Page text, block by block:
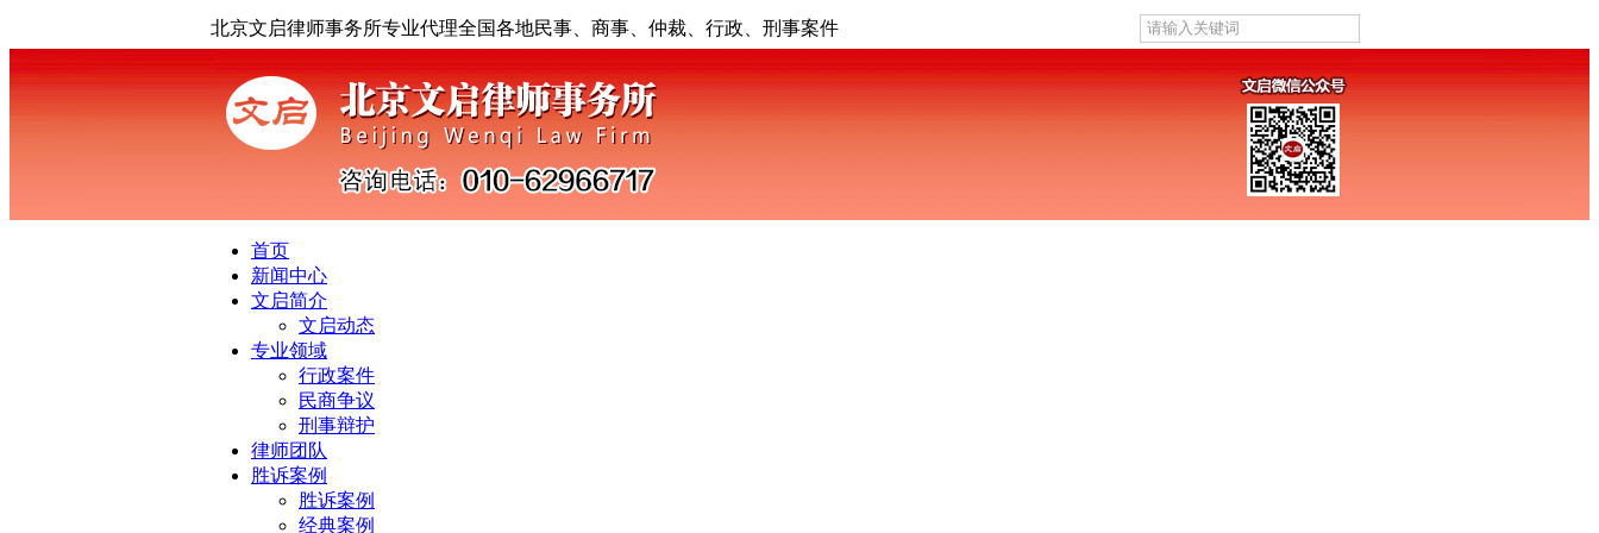
北京文启律师事务所专业代理全国各地民事、商事、仲裁、行政、刑事案件
首页
新闻中心
文启简介
文启动态
专业领域
行政案件
民商争议
刑事辩护
律师团队
胜诉案例
胜诉案例
经典案例